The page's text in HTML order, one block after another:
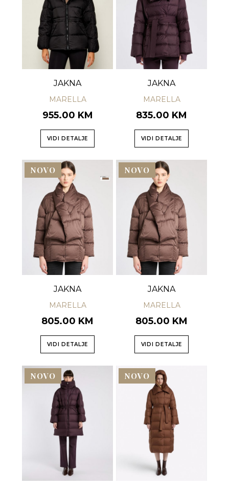
JAKNA
MARELLA
955.00 KM
VIDI DETALJE
JAKNA
MARELLA
835.00 KM
VIDI DETALJE
NOVO
JAKNA
MARELLA
805.00 KM
VIDI DETALJE
NOVO
JAKNA
MARELLA
805.00 KM
VIDI DETALJE
NOVO NOVO